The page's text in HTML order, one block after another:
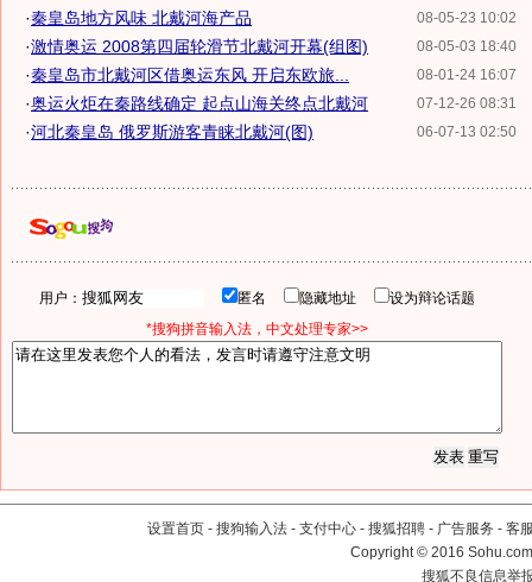
08-05-23 10:02
·秦皇岛地方风味 北戴河海产品
08-05-03 18:40
·激情奥运 2008第四届轮滑节北戴河开幕(组图)
08-01-24 16:07
·秦皇岛市北戴河区借奥运东风 开启东欧旅...
07-12-26 08:31
·奥运火炬在秦路线确定 起点山海关终点北戴河
06-07-13 02:50
·河北秦皇岛 俄罗斯游客青睐北戴河(图)
用户： 匿名 隐藏地址
设为辩论话题
*搜狗拼音输入法，中文处理专家>>
设置首页 - 搜狗输入法 - 支付中心 - 搜狐招聘 - 广告服务 - 客
Copyright©2016
搜狐不良信息举